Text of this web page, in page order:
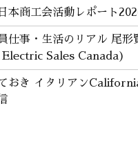
本商工会活動レポート
仕事・生活のリアル 尾形
Sales Canada)
おき イタリアン